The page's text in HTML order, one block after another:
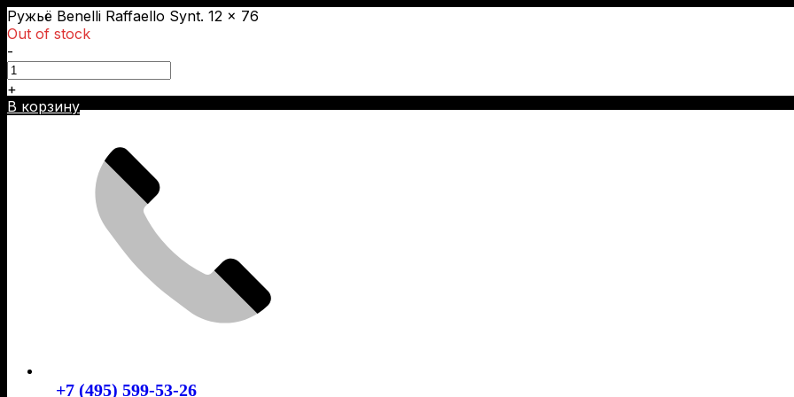
Ружьё Benelli Raffaello Synt. 12 × 76
Out of stock
-
+
В корзину
Skip
+7 (495) 599-53-26